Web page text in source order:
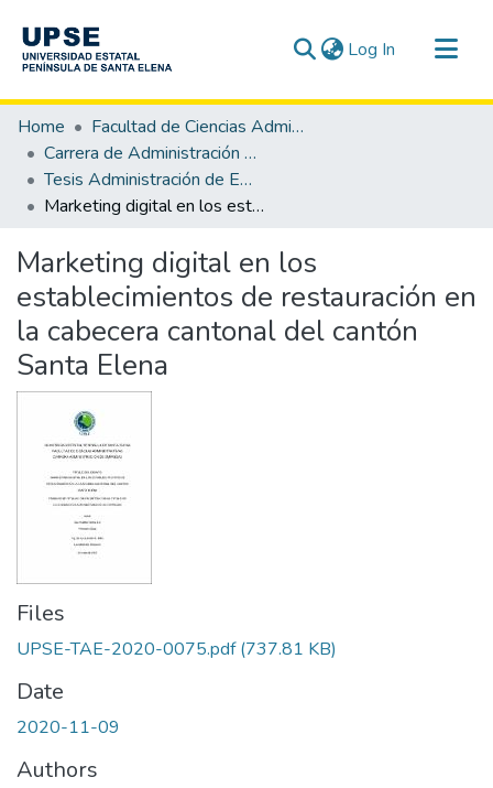
Log In (current)
Communities & Collections
All of DSpace
Statistics
Home
Facultad de Ciencias Administrativas
Carrera de Administración de Empresas
Tesis Administración de Empresas
Marketing digital en los establecimientos de restauración en la cabecera cantonal del cantón Santa Elena
Marketing digital en los
establecimientos de restauración en
la cabecera cantonal del cantón
Santa Elena
Files
UPSE-TAE-2020-0075.pdf(737.81 KB)
Date
2020-11-09
Authors